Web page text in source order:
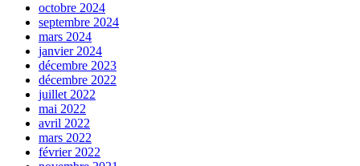
octobre 2024
septembre 2024
mars 2024
janvier 2024
décembre 2023
décembre 2022
juillet 2022
mai 2022
avril 2022
mars 2022
février 2022